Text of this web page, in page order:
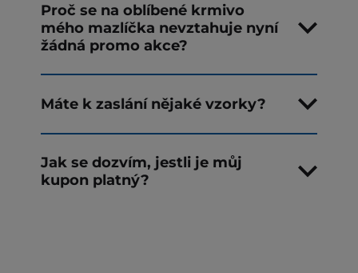
Proč se na oblíbené krmivo
mého mazlíčka nevztahuje nyní
žádná promo akce?
Máte k zaslání nějaké vzorky?
Jak se dozvím, jestli je můj
kupon platný?